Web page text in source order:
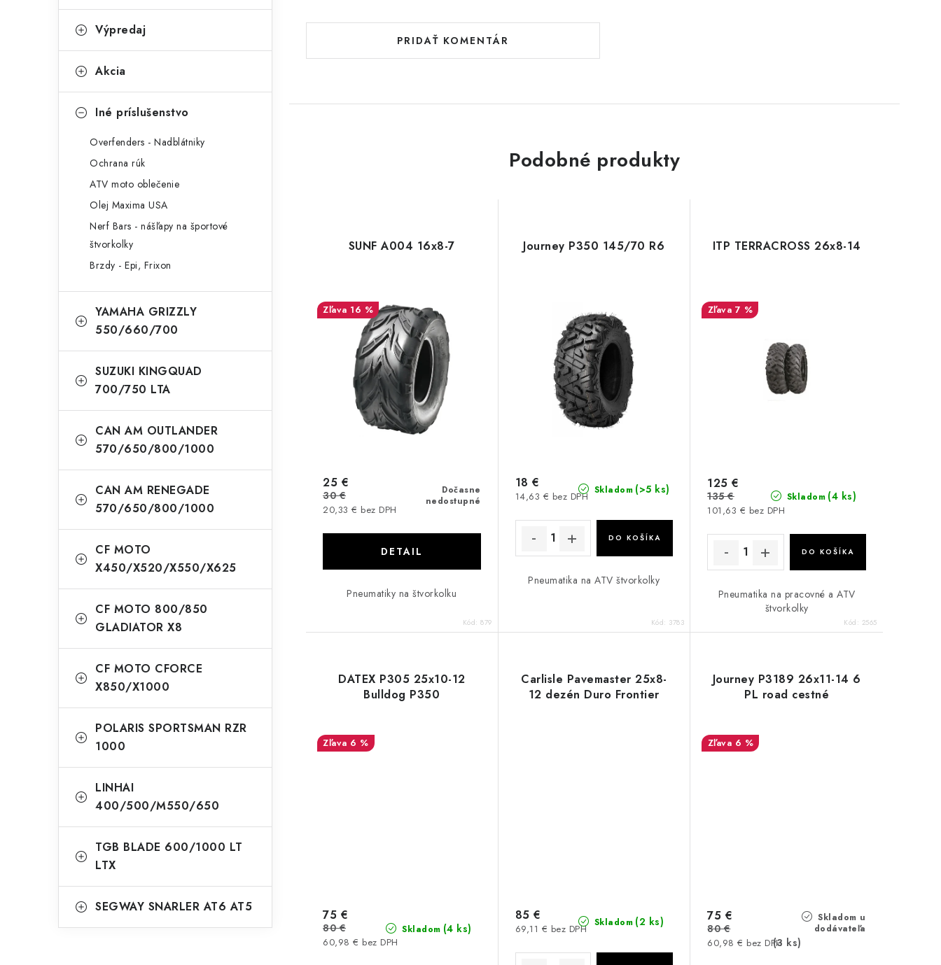
Výpredaj
Akcia
Iné príslušenstvo
Overfenders - Nadblátniky
Ochrana rúk
ATV moto oblečenie
Olej Maxima USA
Nerf Bars - nášľapy na športové
štvorkolky
Brzdy - Epi, Frixon
YAMAHA GRIZZLY
550/660/700
SUZUKI KINGQUAD
700/750 LTA
CAN AM OUTLANDER
570/650/800/1000
CAN AM RENEGADE
570/650/800/1000
CF MOTO
X450/X520/X550/X625
CF MOTO 800/850
GLADIATOR X8
CF MOTO CFORCE
X850/X1000
POLARIS SPORTSMAN RZR
1000
LINHAI
400/500/M550/650
TGB BLADE 600/1000 LT
LTX
SEGWAY SNARLER AT6 AT5
PRIDAŤ KOMENTÁR
Podobné produkty
SUNF A004 16x8-7
16 %
Dočasne
nedostupné
20,33 € bez DPH
25 €
30 €
DETAIL
Pneumatiky na štvorkolku
Kód:879
Journey P350 145/70 R6
Skladom (>5 ks)
14,63 € bez DPH
18 €
DO KOŠÍKA
Pneumatika na ATV štvorkolky
Kód: 3783
ITP TERRACROSS 26x8-14
7 %
Skladom (4 ks)
101,63 € bez DPH
125 €
135 €
DO KOŠÍKA
Pneumatika na pracovné a ATV
štvorkolky
Kód: 2565
DATEX P305 25x10-12
Bulldog P350
6 %
Skladom (4 ks)
60,98 € bez DPH
75 €
80 €
Carlisle Pavemaster 25x8-
12 dezén Duro Frontier
Skladom (2 ks)
69,11 € bez DPH
85 €
Journey P3189 26x11-14 6
PL road cestné
6 %
Skladom u
dodávateľa
(3 ks)
60,98 € bez DPH
75 €
80 €